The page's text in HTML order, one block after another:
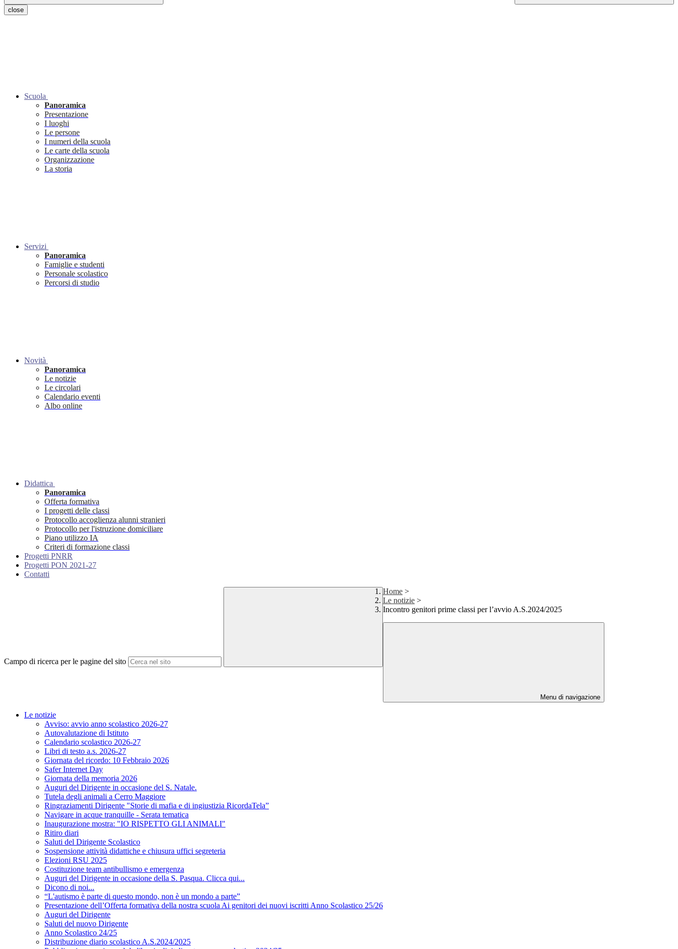
close
Scuola
Panoramica
Presentazione
I luoghi
Le persone
I numeri della scuola
Le carte della scuola
Organizzazione
La storia
Servizi
Panoramica
Famiglie e studenti
Personale scolastico
Percorsi di studio
Novità
Panoramica
Le notizie
Le circolari
Calendario eventi
Albo online
Didattica
Panoramica
Offerta formativa
I progetti delle classi
Protocollo accoglienza alunni stranieri
Protocollo per l'istruzione domiciliare
Piano utilizzo IA
Criteri di formazione classi
Progetti PNRR
Progetti PON 2021-27
Contatti
Campo di ricerca per le pagine del sito
Home >
Le notizie >
Incontro genitori prime classi per l’avvio A.S.2024/2025
Menu di navigazione
Le notizie
Avviso: avvio anno scolastico 2026-27
Autovalutazione di Istituto
Calendario scolastico 2026-27
Libri di testo a.s. 2026-27
Giornata del ricordo: 10 Febbraio 2026
Safer Internet Day
Giornata della memoria 2026
Auguri del Dirigente in occasione del S. Natale.
Tutela degli animali a Cerro Maggiore
Ringraziamenti Dirigente "Storie di mafia e di ingiustizia RicordaTela”
Navigare in acque tranquille - Serata tematica
Inaugurazione mostra: "IO RISPETTO GLI ANIMALI"
Ritiro diari
Saluti del Dirigente Scolastico
Sospensione attività didattiche e chiusura uffici segreteria
Elezioni RSU 2025
Costituzione team antibullismo e emergenza
Auguri del Dirigente in occasione della S. Pasqua. Clicca qui...
Dicono di noi...
“L'autismo è parte di questo mondo, non è un mondo a parte”
Presentazione dell’Offerta formativa della nostra scuola Ai genitori dei nuovi iscritti Anno Scolastico 25/26
Auguri del Dirigente
Saluti del nuovo Dirigente
Anno Scolastico 24/25
Distribuzione diario scolastico A.S.2024/2025